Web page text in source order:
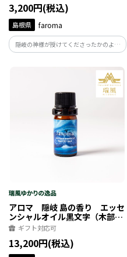
3,200円(税込)
島根県 faroma
隠岐の神様が授けてくださったかのよう
な 深く、甘く、爽やかな香りで、瑞々し
の、隠岐の景色を彷彿とさせるスキンケ
アロマ 隠岐 島の香り エッセ
ンシャルオイル黒文字（木部）
5mlギフト対応可
13,200円(税込)